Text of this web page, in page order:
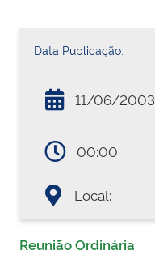
Data Publicação:
11/06/2003
00:00
Local:
Reunião Ordinária